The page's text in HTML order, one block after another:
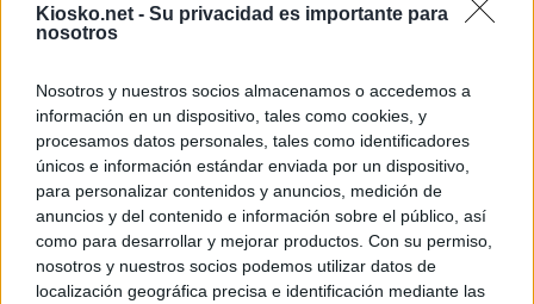
Kiosko.net - Su privacidad es importante para
nosotros
Nosotros y nuestros socios almacenamos o accedemos a
información en un dispositivo, tales como cookies, y
procesamos datos personales, tales como identificadores
únicos e información estándar enviada por un dispositivo,
para personalizar contenidos y anuncios, medición de
anuncios y del contenido e información sobre el público, así
como para desarrollar y mejorar productos. Con su permiso,
nosotros y nuestros socios podemos utilizar datos de
localización geográfica precisa e identificación mediante las